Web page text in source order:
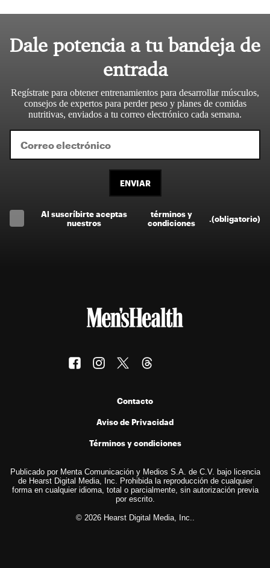
Dale potencia a tu bandeja de
entrada
Regístrate para obtener entrenamientos para desarrollar músculos,
consejos de expertos para perder peso y planes de comidas
nutritivas, enviados a tu correo electrónico cada semana.
ENVIAR
Al suscríbirte aceptas
nuestros
términos y
condiciones
(obligatorio)
Contacto
Aviso de Privacidad
Términos y condiciones
Publicado por Menta Comunicación y Medios S.A. de C.V. bajo licencia
de Hearst Digital Media, Inc. Prohibida la reproducción de cualquier
forma en cualquier idioma, total o parcialmente, sin autorización previa
por escrito.
© 2026 Hearst Digital Media, Inc..